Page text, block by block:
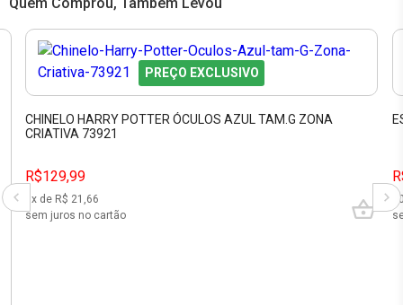
PREÇO EXCLUSIVO
CHINELO HARRY POTTER ÓCULOS AZUL TAM.G ZONA
CRIATIVA 73921
R$129,99
6x de R$ 21,66
sem juros no cartão